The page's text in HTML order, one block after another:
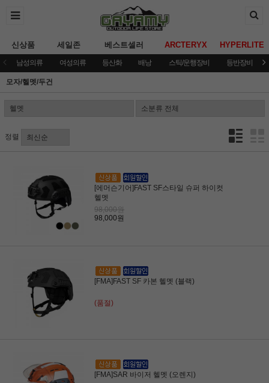
신상품 세일존 베스트셀러 ARCTERYX HYPERLITE
남성의류 여성의류 등산화 배낭 스틱/운행장비 등반장비
모자/헬멧/두건
정렬
[에머슨기어]FAST SF스타일 슈퍼 하이컷
헬멧
98,000원
98,000원
[FMA]FAST SF 카본 헬멧 (블랙)
(품절)
[FMA]SAR 바이저 헬멧 (오렌지)